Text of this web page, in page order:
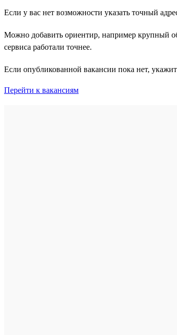
Если у вас нет возможности указать точный
Можно добавить ориентир, например крупный
сервиса работали точнее.
Если опубликованной вакансии пока нет,
Перейти к вакансиям